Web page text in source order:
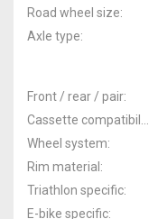
Road wheel size
Axle type
Front / rear / pair
Wheel system
Rim material
Triathlon specific
E-bike specific